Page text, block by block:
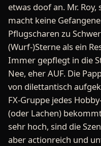
etwas doof an. Mr.
macht keine
Pflugscharen zu
(Wurf-)Sterne als ein
Immer gepflegt in die
Nee, eher AUF. Die
von dilettantisch
FX-Gruppe jedes
(oder Lachen)
sehr hoch, sind die
aber actionreich und